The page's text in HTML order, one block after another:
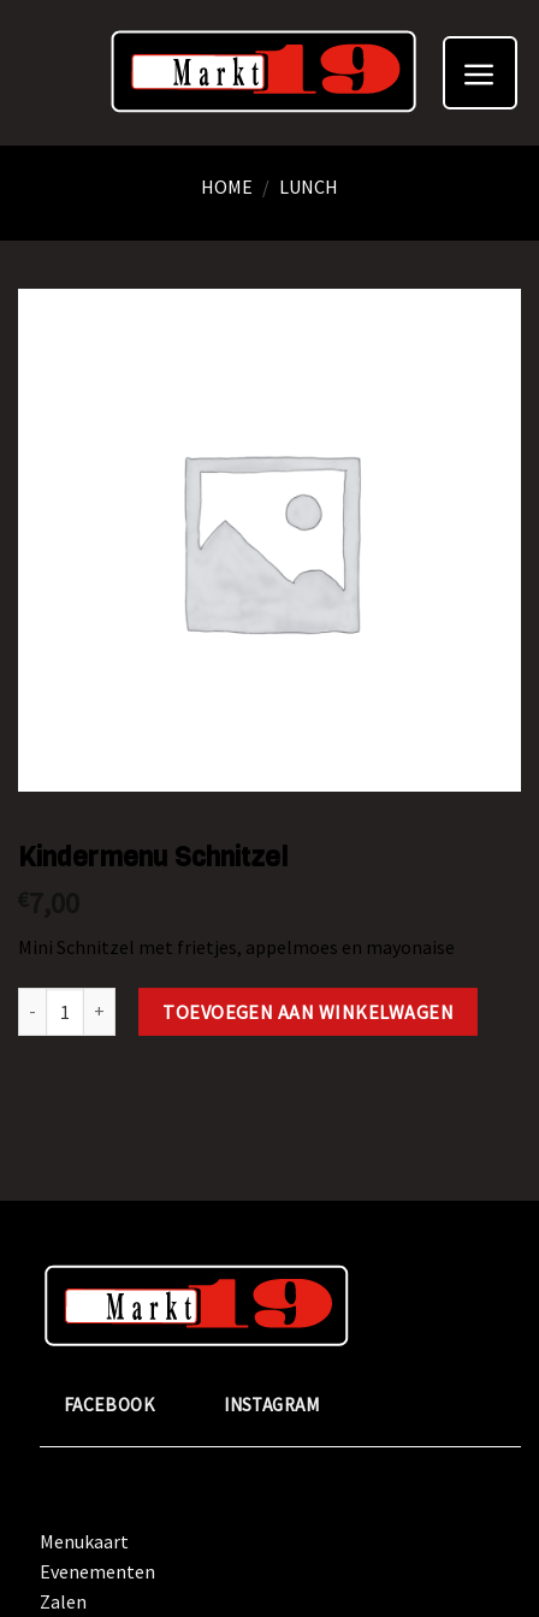
HOME / LUNCH
Kindermenu Schnitzel
Mini Schnitzel met frietjes, appelmoes en mayonaise
Kindermenu Schnitzel aantalTOEVOEGEN AAN WINKELWAGEN
FACEBOOK INSTAGRAM
Menukaart
Evenementen
Zalen